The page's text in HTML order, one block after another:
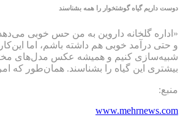
دوست داریم گیاه گوشتخوار را همه بشناسند
«اداره گلخانه داروین به من حس خوبی
و حتی درآمد خوبی هم داشته باشم، اما
شبیه‌سازی کنیم و همیشه عکس مدل‌های مختلف
بیشتری این گیاه را بشناسند. همان‌طور که
منبع:
www.mehrnews.com